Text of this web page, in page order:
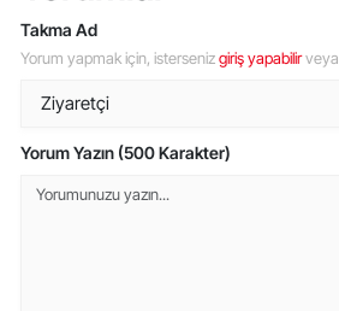
Takma Ad
Yorum yapmak için, istersenizgiriş yapabilirveya
Yorum Yazın (500 Karakter)